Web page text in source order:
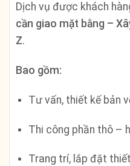
Dịch vụ được khách
cần giao mặt bằng –
Z.
Bao gồm:
Tư vấn, thiết kế bản
Thi công phần thô –
Trang trí, lắp đặt